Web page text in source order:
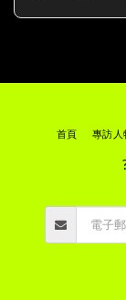
首頁 專訪人